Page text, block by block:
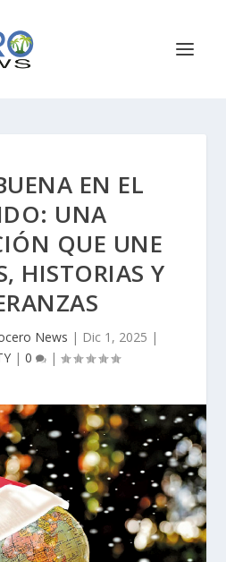
EN EL
UNA
QUE UNE
HISTORIAS Y
News | Dic 1, 2025 |
| 0 |